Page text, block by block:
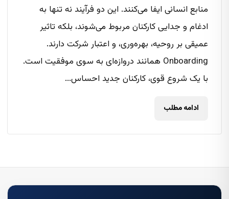
منابع انسانی ایفا می‌کنند. این دو فرآیند نه تنها به
ادغام و جدایی کارکنان مربوط می‌شوند، بلکه تاثیر
عمیقی بر روحیه، بهره‌وری، و اعتبار شرکت دارند.
Onboarding همانند دروازه‌ای به سوی موفقیت است.
با یک شروع قوی، کارکنان جدید احساس...
ادامه مطلب